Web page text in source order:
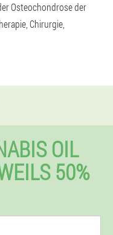
Osteochondrose der
Chirurgie,
OIL
50%